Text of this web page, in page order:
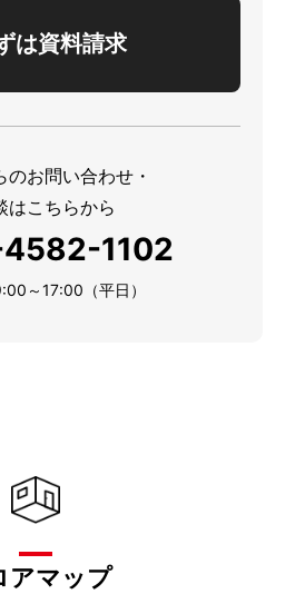
は資料請求
のお問い合わせ・
はこちらから
1102
～17:00（平日）
アマップ